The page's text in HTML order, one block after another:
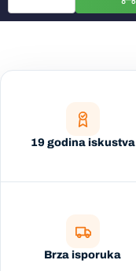
19 godina iskustva
Brza isporuka